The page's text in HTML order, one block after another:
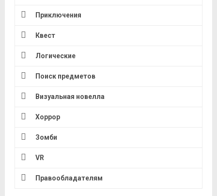
Приключения
Квест
Логические
Поиск предметов
Визуальная новелла
Хоррор
Зомби
VR
Правообладателям